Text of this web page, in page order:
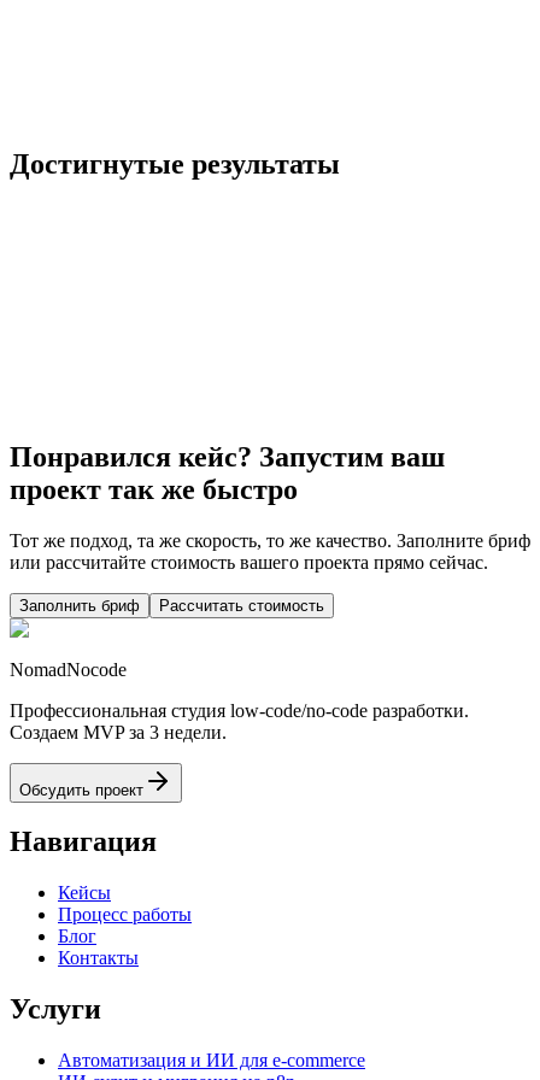
Достигнутые результаты
Понравился кейс? Запустим ваш
проект так же быстро
Тот же подход, та же скорость, то же качество. Заполните бриф
или рассчитайте стоимость вашего проекта прямо сейчас.
Заполнить бриф Рассчитать стоимость
NomadNocode
Профессиональная студия low-code/no-code разработки.
Создаем MVP за 3 недели.
Обсудить проект
Навигация
Кейсы
Процесс работы
Блог
Контакты
Услуги
Автоматизация и ИИ для e-commerce